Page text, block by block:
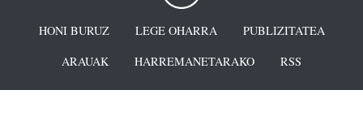
HONI BURUZ LEGE OHARRA
PUBLIZITATEA
ARAUAK
HARREMANETARAKO RSS